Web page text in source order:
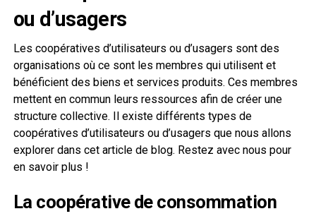
ou d’usagers
Les coopératives d’utilisateurs ou d’usagers sont des
organisations où ce sont les membres qui utilisent et
bénéficient des biens et services produits. Ces membres
mettent en commun leurs ressources afin de créer une
structure collective. Il existe différents types de
coopératives d’utilisateurs ou d’usagers que nous allons
explorer dans cet article de blog. Restez avec nous pour
en savoir plus !
La coopérative de consommation